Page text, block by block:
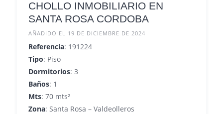
CHOLLO INMOBILIARIO EN
SANTA ROSA CORDOBA
AÑADIDO EL 19 DE DICIEMBRE DE 2024
Referencia: 191224
Tipo: Piso
Dormitorios: 3
Baños: 1
Mts: 70 mts²
Zona: Santa Rosa – Valdeolleros